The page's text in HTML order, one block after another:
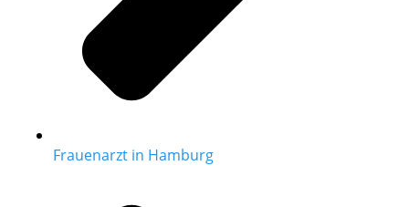
Frauenarzt in Hamburg